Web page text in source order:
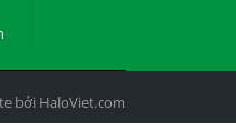
bởi HaloViet.com